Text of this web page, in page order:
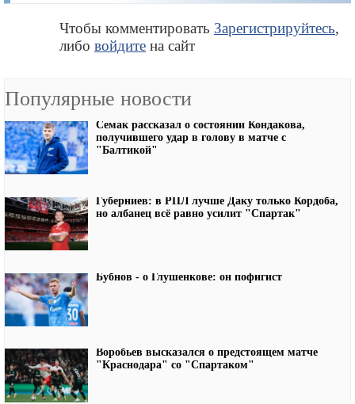
Чтобы комментировать Зарегистрируйтесь,
либо войдите на сайт
Популярные новости
Семак рассказал о состоянии Кондакова,
получившего удар в голову в матче с
"Балтикой"
Губерниев: в РПЛ лучше Даку только Кордоба,
но албанец всё равно усилит "Спартак"
Бубнов - о Глушенкове: он пофигист
Воробьев высказался о предстоящем матче
"Краснодара" со "Спартаком"